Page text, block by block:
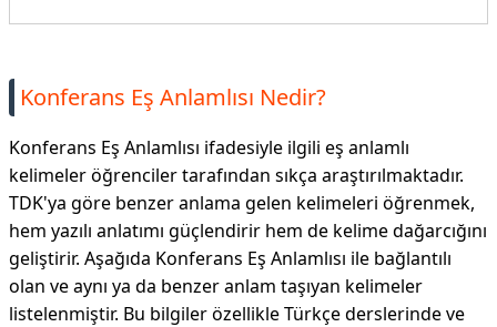
Konferans Eş Anlamlısı Nedir?
Konferans Eş Anlamlısı ifadesiyle ilgili eş anlamlı
kelimeler öğrenciler tarafından sıkça araştırılmaktadır.
TDK'ya göre benzer anlama gelen kelimeleri öğrenmek,
hem yazılı anlatımı güçlendirir hem de kelime dağarcığını
geliştirir. Aşağıda Konferans Eş Anlamlısı ile bağlantılı
olan ve aynı ya da benzer anlam taşıyan kelimeler
listelenmiştir. Bu bilgiler özellikle Türkçe derslerinde ve